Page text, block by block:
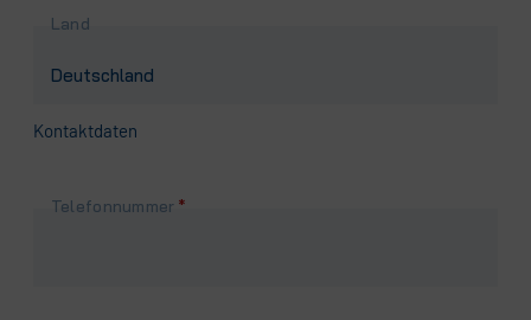
Land
Kontaktdaten
Pflichtfeld
Telefonnummer *